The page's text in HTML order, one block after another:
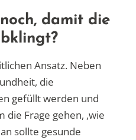
damit die
Ansatz. Neben
die
gefüllt werden und
die Frage gehen, ,wie
sollte gesunde